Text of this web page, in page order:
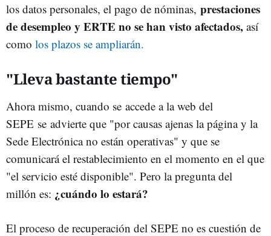
los datos personales, el pago de nóminas, prestaciones
de desempleo y ERTE no se han visto afectados, así
como los plazos se ampliarán.
"Lleva bastante tiempo"
Ahora mismo, cuando se accede a la web del
SEPE se advierte que "por causas ajenas la página y la
Sede Electrónica no están operativas" y que se
comunicará el restablecimiento en el momento en el que
"el servicio esté disponible". Pero la pregunta del
millón es: ¿cuándo lo estará?
El proceso de recuperación del SEPE no es cuestión de